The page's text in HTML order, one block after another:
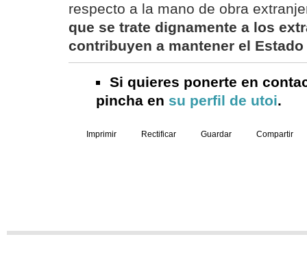
respecto a la mano de obra
que se trate dignamente a los
contribuyen a mantener el
Si quieres ponerte en
pincha en su perfil de utoi.
Imprimir Rectificar Guardar Compartir